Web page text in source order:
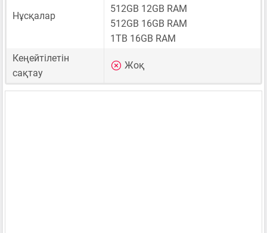
Нұсқалар
512GB 12GB RAM
512GB 16GB RAM
1TB 16GB RAM
Кеңейтілетін
сақтау
Жоқ